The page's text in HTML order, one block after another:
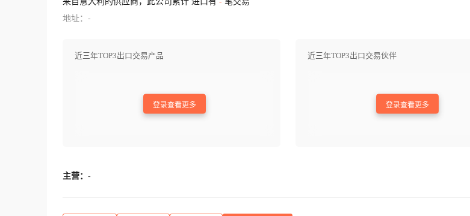
地址：-
近三年TOP3出口交易产品
登录查看更多
近三年TOP3出口交易伙伴
登录查看更多
主营： -